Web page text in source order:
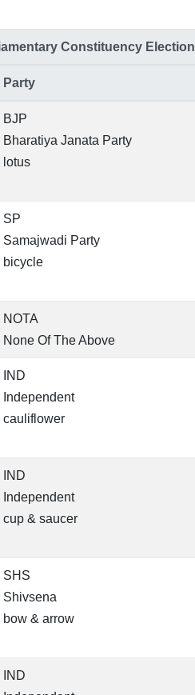
Constituency Election
Party
BJP
Bharatiya Janata Party
lotus
SP
Samajwadi Party
bicycle
NOTA
None Of The Above
IND
Independent
cauliflower
IND
Independent
cup & saucer
SHS
Shivsena
bow & arrow
IND